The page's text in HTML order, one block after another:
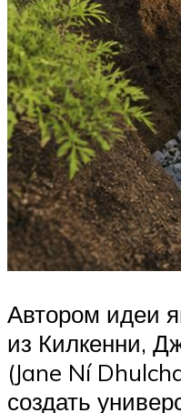
Автором идеи
из Килкенни,
(Jane Ní
создать